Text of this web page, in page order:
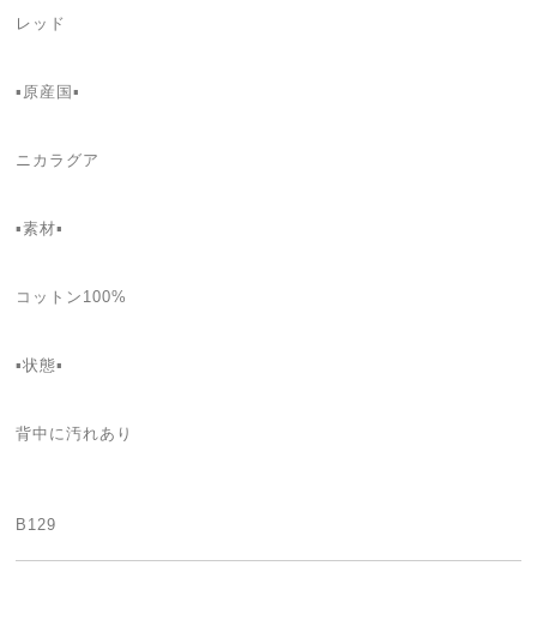
レッド
▪️原産国▪️
ニカラグア
▪️素材▪️
コットン100%
▪️状態▪️
背中に汚れあり
B129